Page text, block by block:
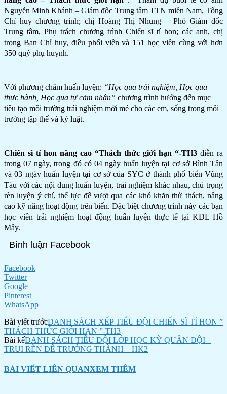
Nguyễn Minh Khánh – Giám đốc Trung tâm TTN miền Nam, Tổng
Chỉ huy chương trình; chị Hoàng Thị Nhung – Phó Giám đốc
Trung tâm, Phụ trách chương trình Chiến sĩ tí hon; các anh, chị
trong Ban Chỉ huy, điều phối viên và 151 học viên cùng với hơn
350 quý phụ huynh.
Với phương châm huấn luyện: “Học qua trải nghiệm, Học qua
thực hành, Học qua tự cảm nhận” chương trình hướng đến mục
tiêu tạo môi trường trải nghiệm mới mẻ cho các em, sống trong môi
trường tập thể và kỷ luật.
Chiến sĩ tí hon nâng cao “Thách thức giới hạn “-TH3 diễn ra
trong 07 ngày, trong đó có 04 ngày huấn luyện tại cơ sở Bình Tân
và 03 ngày huấn luyện tại cơ sở của SYC ở thành phố biển Vũng
Tàu với các nội dung huấn luyện, trải nghiệm khác nhau, chú trọng
rèn luyện ý chí, thể lực để vượt qua các khó khăn thử thách, nâng
cao kỹ năng hoạt động trên biển. Đặc biệt chương trình này các bạn
học viên trải nghiệm hoạt động huấn luyện thực tế tại KDL Hồ
Mây.
Bình luận Facebook
Facebook
Twitter
Google+
Pinterest
WhatsApp
Bài viết trướcDANH SÁCH XẾP TIỂU ĐỘI CHIẾN SĨ TÍ HON ”
THÁCH THỨC GIỚI HẠN ”-TH3
Bài kếDANH SÁCH TIỂU ĐỘI LỚP HỌC KỲ QUÂN ĐỘI –
TRUI RÈN ĐỂ TRƯỞNG THÀNH – HK2
BÀI VIẾT LIÊN QUANXEM THÊM